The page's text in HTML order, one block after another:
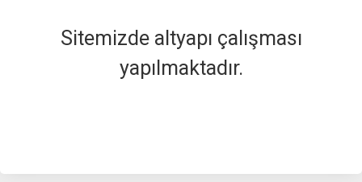
Sitemizde altyapı çalışması
yapılmaktadır.